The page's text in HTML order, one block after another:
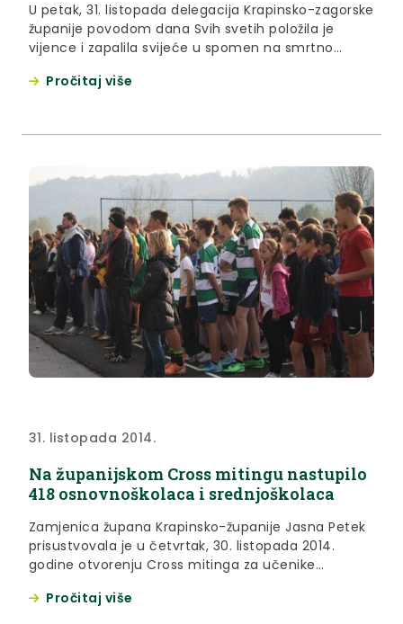
U petak, 31. listopada delegacija Krapinsko-zagorske
županije povodom dana Svih svetih položila je
vijence i zapalila svijeće u spomen na smrtno
Pročitaj više
31. listopada 2014.
Na županijskom Cross mitingu nastupilo
418 osnovnoškolaca i srednjoškolaca
Zamjenica župana Krapinsko-županije Jasna Petek
prisustvovala je u četvrtak, 30. listopada 2014.
godine otvorenju Cross mitinga za učenike
Toplicama organizirao Županijski školski športski
Pročitaj više